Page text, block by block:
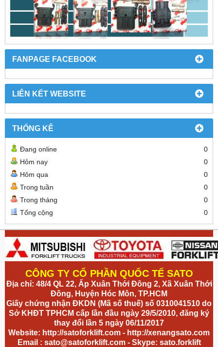
FANPAGE FACEBOOK
LIÊN KẾT WEBSITE
THỐNG KÊ
Đang online
0
Hôm nay
0
Hôm qua
0
Trong tuần
0
Trong tháng
0
Tổng cộng
0
CÔNG TY CỔ PHẦN QUỐC TẾ SATO
Địa chỉ: 48/4 QL 22, Ấp Xuân Thới Đông 2, Xã Xuân Thới
Đông, Huyện Hóc Môn, TP.HCM
Giấy chứng nhận ĐKDN (Mã số thuế) số 0310041510 do
Sở KHĐT TPHCM cấp lần đầu ngày 29/5/2010, đăng ký
thay đổi lần 5 ngày 06/11/2017
Website: http://satoforklift.com - http://xenangsato.com
Email : sato@satoforklift.com- Skype: sato.forklift